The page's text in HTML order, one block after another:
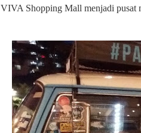
VIVA Shopping Mall menjadi pusat